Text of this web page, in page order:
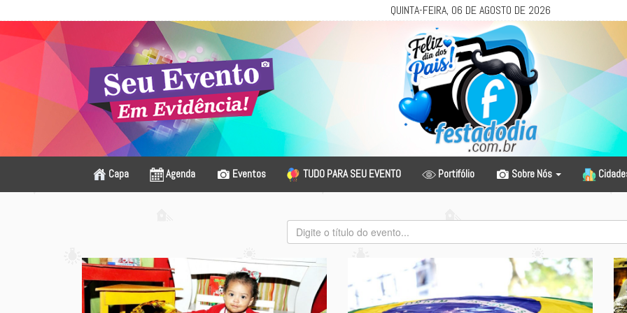
QUINTA-FEIRA, 06 DE AGOSTO DE 2026
Capa Agenda Eventos TUDO PARA SEU EVENTO Portifólio Sobre Nós